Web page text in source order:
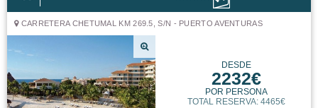
CARRETERA CHETUMAL KM 269.5, S/N - PUERTO AVENTURAS
DESDE
2232€
POR PERSONA
TOTAL RESERVA: 4465€